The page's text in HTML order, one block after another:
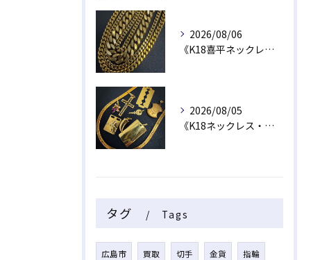
2026/08/06
《K18喜平ネックレス・ブレスレット》
2026/08/05
《K18ネックレス・トップ》
タグ Tags
広島市 買取 切手 金貨 指輪